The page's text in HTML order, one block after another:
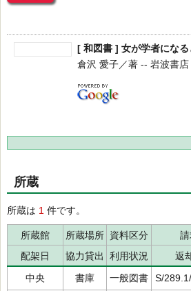
[ 和図書 ] 女が学者にな
倉沢 愛子／著 -- 岩波書
所蔵
所蔵は 1 件です。
所蔵館 所蔵場所 資料区分
配架日
協力貸出 利用状況 返
中央
書庫 一般図書 S/